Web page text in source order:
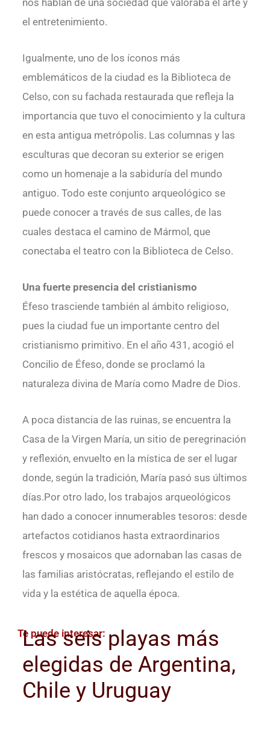
nos hablan de una sociedad que valoraba el arte y
el entretenimiento.
Igualmente, uno de los íconos más
emblemáticos de la ciudad es la Biblioteca de
Celso, con su fachada restaurada que refleja la
importancia que tuvo el conocimiento y la cultura
en esta antigua metrópolis. Las columnas y las
esculturas que decoran su exterior se erigen
como un homenaje a la sabiduría del mundo
antiguo. Todo este conjunto arqueológico se
puede conocer a través de sus calles, de las
cuales destaca el camino de Mármol, que
conectaba el teatro con la Biblioteca de Celso.
Una fuerte presencia del cristianismo
Éfeso trasciende también al ámbito religioso,
pues la ciudad fue un importante centro del
cristianismo primitivo. En el año 431, acogió el
Concilio de Éfeso, donde se proclamó la
naturaleza divina de María como Madre de Dios.
A poca distancia de las ruinas, se encuentra la
Casa de la Virgen María, un sitio de peregrinación
y reflexión, envuelto en la mística de ser el lugar
donde, según la tradición, María pasó sus últimos
días.Por otro lado, los trabajos arqueológicos
han dado a conocer innumerables tesoros: desde
artefactos cotidianos hasta extraordinarios
frescos y mosaicos que adornaban las casas de
las familias aristócratas, reflejando el estilo de
vida y la estética de aquella época.
Te puede interesar:
Las seis playas más
elegidas de Argentina,
Chile y Uruguay